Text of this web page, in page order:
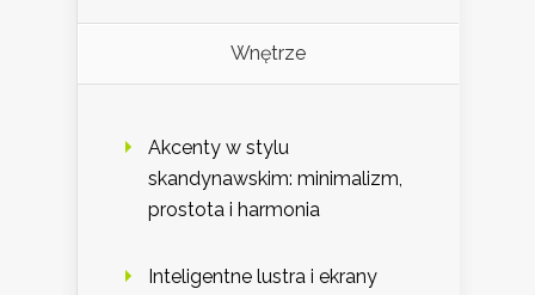
Wnętrze
Akcenty w stylu
skandynawskim: minimalizm,
prostota i harmonia
Inteligentne lustra i ekrany